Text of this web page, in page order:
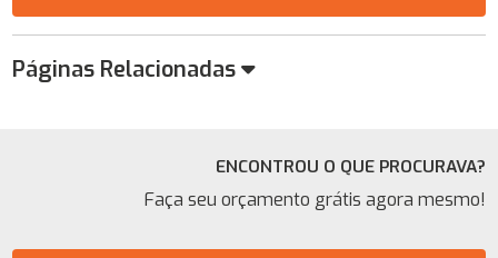
Páginas Relacionadas
ENCONTROU O QUE PROCURAVA?
Faça seu orçamento grátis agora mesmo!